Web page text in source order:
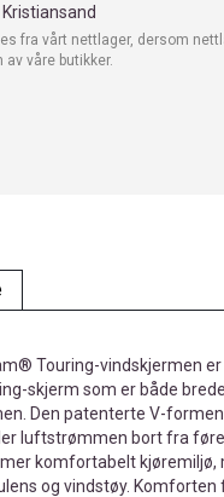
fra vårt nettlager, dersom
av våre butikker.
Touring-vindskjermen
skjerm som er både
Den patenterte V-
luftstrømmen bort fra
komfortabelt kjøremiljø,
og vindstøy. Komforten